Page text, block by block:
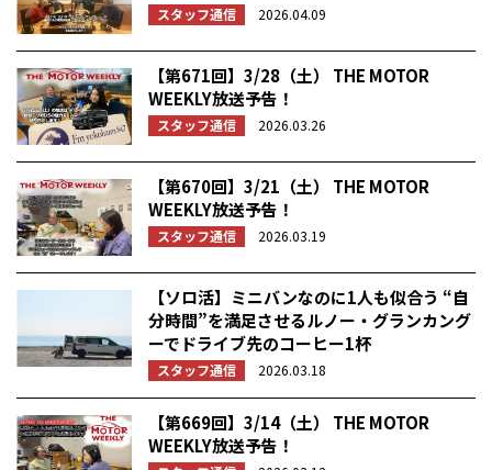
スタッフ通信 2026.04.09
【第671回】3/28（土） THE MOTOR
WEEKLY放送予告！
スタッフ通信 2026.03.26
【第670回】3/21（土） THE MOTOR
WEEKLY放送予告！
スタッフ通信 2026.03.19
【ソロ活】ミニバンなのに1人も似合う “自
分時間”を満足させるルノー・グランカング
ーでドライブ先のコーヒー1杯
スタッフ通信 2026.03.18
【第669回】3/14（土） THE MOTOR
WEEKLY放送予告！